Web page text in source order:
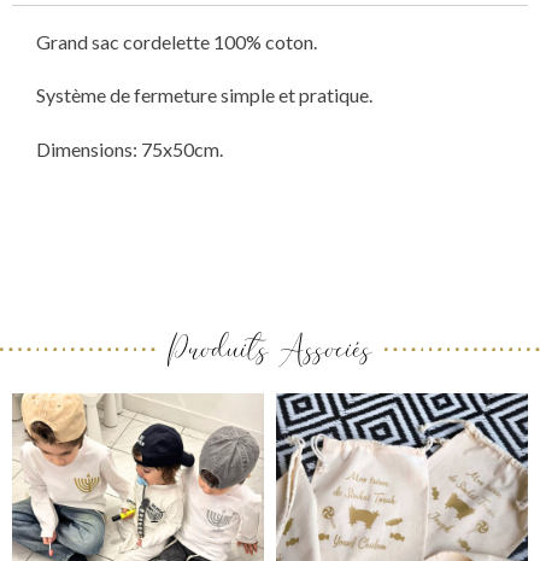
Grand sac cordelette 100% coton.
Système de fermeture simple et pratique.
Dimensions: 75x50cm.
Produits Associés